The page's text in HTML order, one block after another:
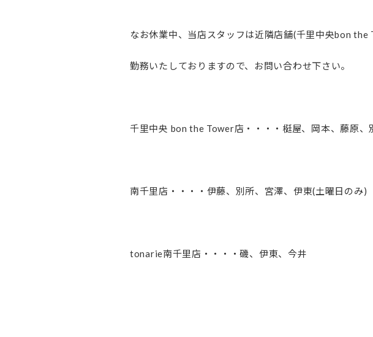
なお休業中、当店スタッフは近隣店舗(千里中央bon
勤務いたしておりますので、お問い合わせ下さい。
千里中央 bon the Tower店・・・・梃屋、岡本、藤原、
南千里店・・・・伊藤、別所、宮澤、伊東(土曜日のみ)
tonarie南千里店・・・・磯、伊東、今井